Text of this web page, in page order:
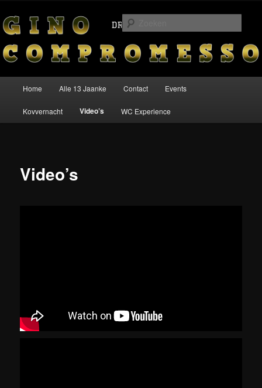
naar
de
primaire
inhoud
Gino Compromesso
Home Alle 13 Jaanke Contact Events
Kovvernacht Video’s WC Experience
Video’s